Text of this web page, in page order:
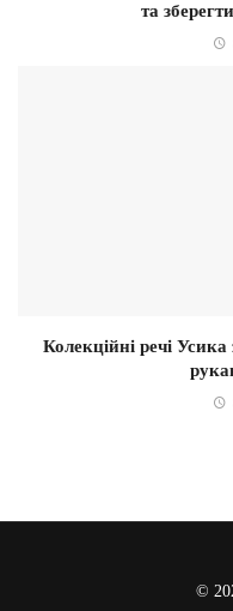
та
Колекційні речі
©